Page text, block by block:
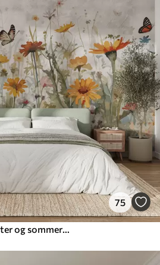
75
Akvarel med vilde blomster og sommerfugle